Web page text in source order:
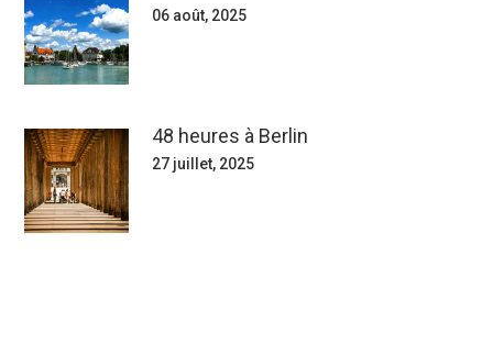
06 août, 2025
48 heures à Berlin
27 juillet, 2025